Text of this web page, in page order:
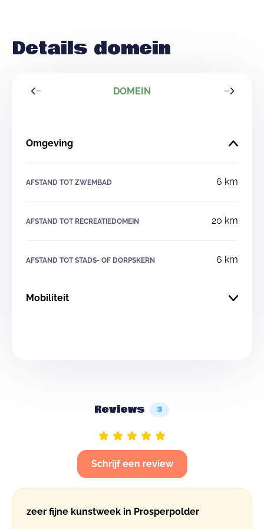
Details domein
DOMEIN
Omgeving
AFSTAND TOT ZWEMBAD 6 km
AFSTAND TOT RECREATIEDOMEIN 20 km
AFSTAND TOT STADS- OF DORPSKERN 6 km
Mobiliteit
Reviews 3
Schrijf een review
zeer fijne kunstweek in Prosperpolder